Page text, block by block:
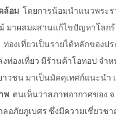
ล้อม โดยการน้อมนำแนวพระ
มาผสมผสานแก้ไขปัญหาโลก
ท่องเที่ยวเป็นรายได้หลักของปร
ท่องเที่ยว มีร้านค้าโอทอป จำ
าวชน มาเป็นมัคคุเทศก์แนะนำ
พ ตนเห็นว่าสภาพอากาศของ
ลอภัยภูเบศร ซึ่งมีความเชี่ยว